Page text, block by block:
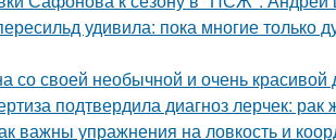
удивила: пока многие
со своей необычной и очень красивой
подтвердила диагноз лерчек: рак
важны упражнения на ловкость и